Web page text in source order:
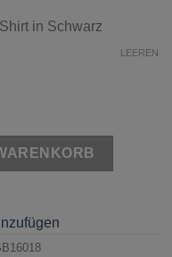
in Schwarz
LEEREN
Schwarz Menge